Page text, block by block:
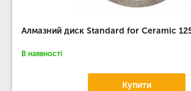
Алмазний диск Standard for Ceramic
В наявності
Купити